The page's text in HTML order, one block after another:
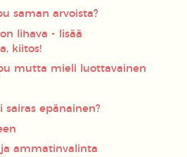
saman arvoista?
lihava - lisää
kiitos!
mutta mieli luottavainen
sairas epänainen?
ammatinvalinta